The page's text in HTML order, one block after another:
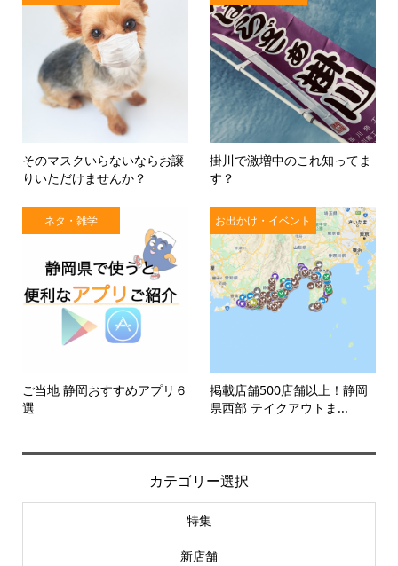
そのマスクいらないならお譲
りいただけませんか？
掛川で激増中のこれ知ってま
す？
ネタ・雑学
ご当地 静岡おすすめアプリ６
選
お出かけ・イベント
掲載店舗500店舗以上！静岡
県西部 テイクアウトま...
カテゴリー選択
特集
新店舗